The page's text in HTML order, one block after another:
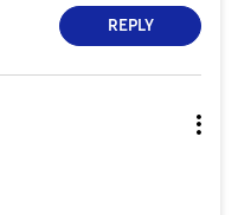
REPLY